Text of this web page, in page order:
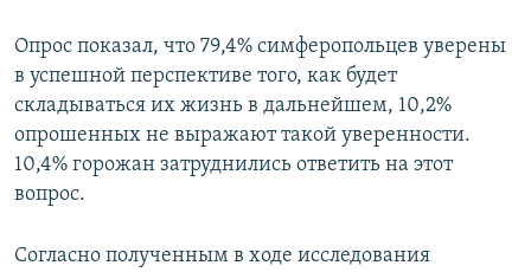
Опрос показал, что 79,4% симферопольцев уверены
в успешной перспективе того, как будет
складываться их жизнь в дальнейшем, 10,2%
опрошенных не выражают такой уверенности.
10,4% горожан затруднились ответить на этот
вопрос.
Согласно полученным в ходе исследования